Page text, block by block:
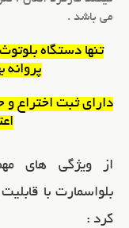
می باشد .
تنها دستگاه بلوتوث
پروانه
اعتبار
از ویژگی های
بلواسمارت با
کرد :